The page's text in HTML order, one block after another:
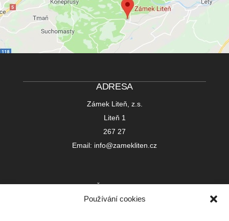
Používání cookies
ADRESA
Zámek Liteň, z.s.
Liteň 1
267 27
Email: info@zamekliten.cz
IČ 22752391
Registrováno u Městského soudu v Praze